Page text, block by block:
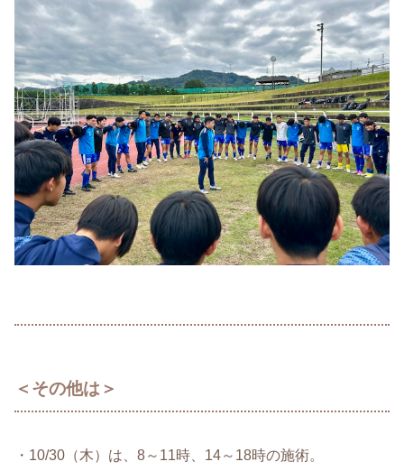
＜その他は＞
・10/30（木）は、8～11時、14～18時の施術。